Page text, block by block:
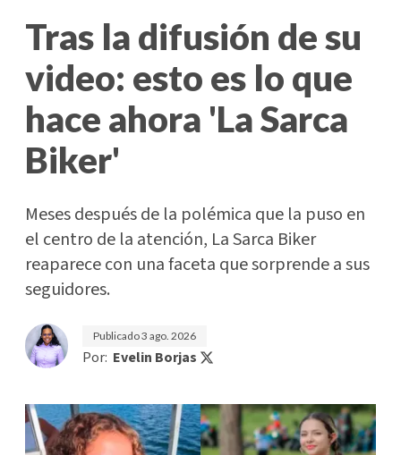
Tras la difusión de su
video: esto es lo que
hace ahora 'La Sarca
Biker'
Meses después de la polémica que la puso en
el centro de la atención, La Sarca Biker
reaparece con una faceta que sorprende a sus
seguidores.
Publicado3 ago. 2026
Por: Evelin Borjas